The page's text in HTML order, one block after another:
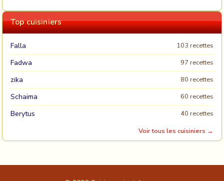
Top cuisiniers
Falla 103 recettes
Fadwa 97 recettes
zika 80 recettes
Schaima 60 recettes
Berytus
40 recettes
Voir tous les cuisiniers →